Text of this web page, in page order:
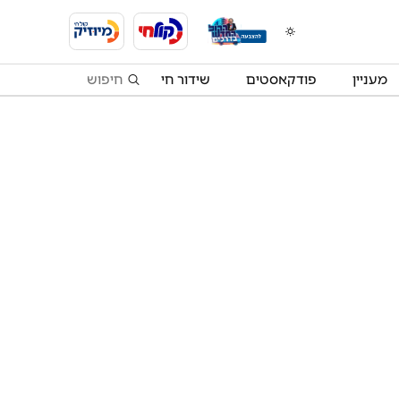
מעניין פודקאסטים שידור חי